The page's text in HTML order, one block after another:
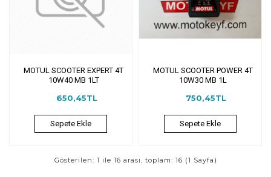
MOTUL SCOOTER EXPERT 4T
10W40 MB 1LT
650,45TL
Sepete Ekle
MOTUL SCOOTER POWER 4T
10W30 MB 1L
750,45TL
Sepete Ekle
Gösterilen: 1 ile 16 arası, toplam: 16 (1 Sayfa)